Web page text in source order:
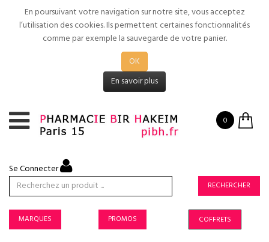
En poursuivant votre navigation sur notre site, vous acceptez
l’utilisation des cookies. Ils permettent certaines fonctionnalités
comme par exemple la sauvegarde de votre panier.
OK
En savoir plus
0
Se Connecter
RECHERCHER
MARQUES PROMOS COFFRETS